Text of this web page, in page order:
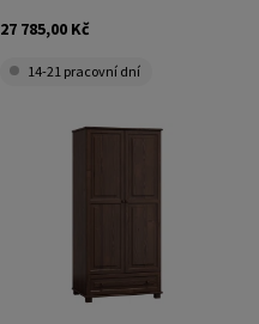
27 785,00 Kč
14-21 pracovní dní